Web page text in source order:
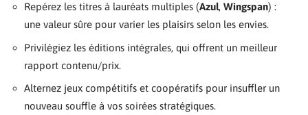
Repérez les titres à lauréats multiples (Azul, Wingspan) :
une valeur sûre pour varier les plaisirs selon les envies.
Privilégiez les éditions intégrales, qui offrent un meilleur
rapport contenu/prix.
Alternez jeux compétitifs et coopératifs pour insuffler un
nouveau souffle à vos soirées stratégiques.